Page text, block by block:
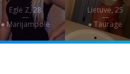
Eglė Z, 28
—
● Marijampolė
Lietuvė, 25
—
● Tauragė